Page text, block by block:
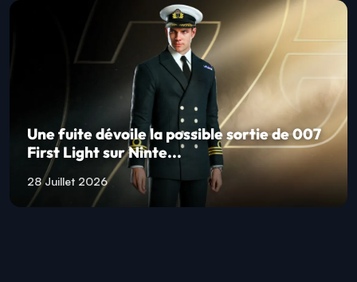
Une fuite dévoile la possible sortie de 007
First Light sur Ninte...
28 Juillet 2026